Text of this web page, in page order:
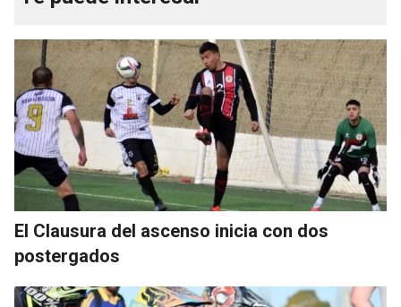
El Clausura del ascenso inicia con dos
postergados